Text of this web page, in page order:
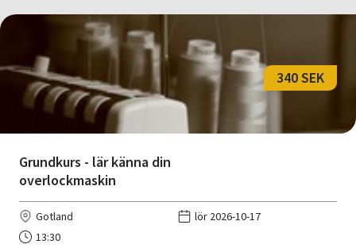
Grundkurs - lär känna din
overlockmaskin
340 SEK
Gotland
lör 2026-10-17
13:30